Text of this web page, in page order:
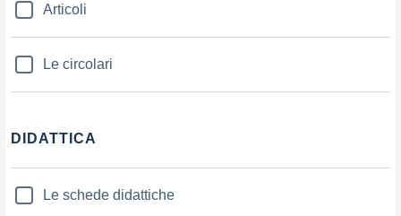
Articoli
Le circolari
DIDATTICA
Le schede didattiche